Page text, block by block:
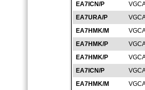
EA7ICN/P
EA7URA/P
EA7HMK/M
EA7HMK/P
EA7HMK/P
EA7ICN/P
EA7HMK/M